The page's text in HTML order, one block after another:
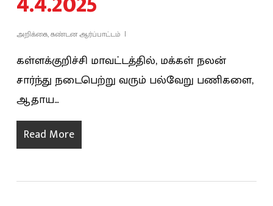
அறிக்கை,கண்டன ஆர்ப்பாட்டம்
கள்ளக்குறிச்சி மாவட்டத்தில், மக்கள் நலன்
சார்ந்து நடைபெற்று வரும் பல்வேறு பணிகளை,
ஆதாய…
Read More